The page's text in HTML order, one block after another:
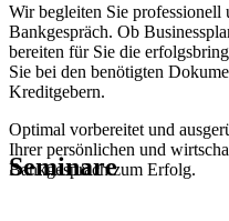
Wir begleiten Sie professionell
Bankgespräch. Ob
bereiten für Sie die
Sie bei den benötigten
Kreditgebern.
Optimal vorbereitet und
Ihrer persönlichen und
Bankgespräch zum Erfolg.
Seminare